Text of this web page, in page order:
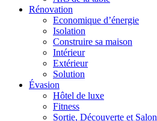
Rénovation
Economique d’énergie
Isolation
Construire sa maison
Intérieur
Extérieur
Solution
Évasion
Hôtel de luxe
Fitness
Sortie, Découverte et Salon